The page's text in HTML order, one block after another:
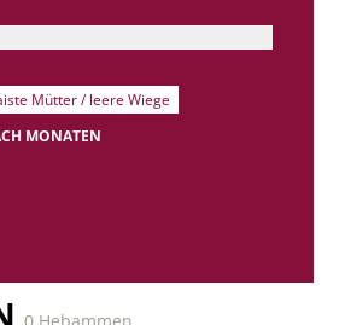
Mütter / leere Wiege
MONATEN